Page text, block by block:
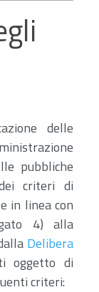
delle
pubbliche
criteri di
in linea con
4) alla
Delibera
oggetto di
criteri: